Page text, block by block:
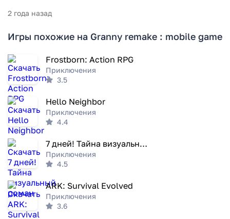
2 года назад
Игры похожие на Granny remake : mobile game
Frostborn: Action RPG
Приключения
3.5
Hello Neighbor
Приключения
4.4
7 дней! Тайна визуальный роман
Приключения
4.5
ARK: Survival Evolved
Приключения
3.6